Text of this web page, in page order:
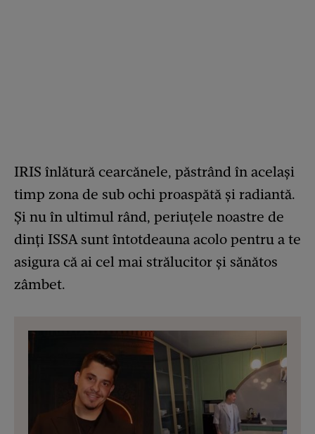
IRIS înlătură cearcănele, păstrând în același
timp zona de sub ochi proaspătă și radiantă.
Și nu în ultimul rând, periuțele noastre de
dinți ISSA sunt întotdeauna acolo pentru a te
asigura că ai cel mai strălucitor și sănătos
zâmbet.